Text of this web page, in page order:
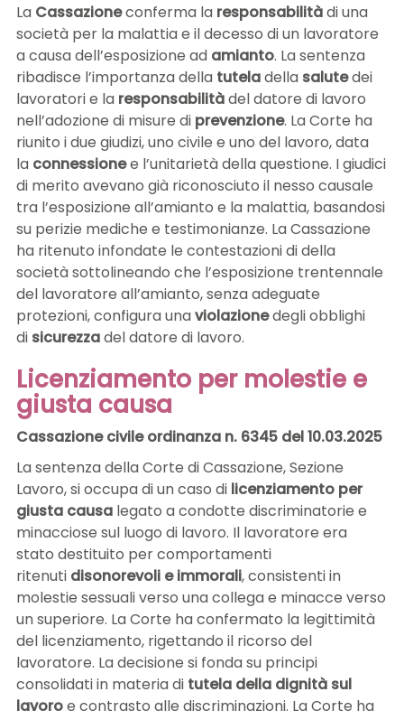
La Cassazioneconferma la responsabilitàdi una
società per la malattia e il decesso di un lavoratore
a causa dell’esposizione ad amianto. La sentenza
ribadisce l’importanza della tuteladella salutedei
lavoratori e la responsabilitàdel datore di lavoro
nell’adozione di misure di prevenzione. La Corte ha
riunito i due giudizi, uno civile e uno del lavoro, data
la connessionee l’unitarietà della questione. I giudici
di merito avevano già riconosciuto il nesso causale
tra l’esposizione all’amianto e la malattia, basandosi
su perizie mediche e testimonianze. La Cassazione
ha ritenuto infondate le contestazioni di della
società sottolineando che l’esposizione trentennale
del lavoratore all’amianto, senza adeguate
protezioni, configura unaviolazionedegli obblighi
di sicurezzadel datore di lavoro.
Licenziamento per molestie e
giusta causa
Cassazione civile ordinanza n. 6345 del 10.03.2025
La sentenza della Corte di Cassazione, Sezione
Lavoro, si occupa di un caso di licenziamento per
giusta causa legato a condotte discriminatorie e
minacciose sul luogo di lavoro. Il lavoratore era
stato destituito per comportamenti
ritenuti disonorevoli e immorali, consistenti in
molestie sessuali verso una collega e minacce verso
un superiore. La Corte ha confermato la legittimità
del licenziamento, rigettando il ricorso del
lavoratore. La decisione si fonda su principi
consolidati in materia di tutela della dignità sul
lavoroe contrasto alle discriminazioni. La Corte ha